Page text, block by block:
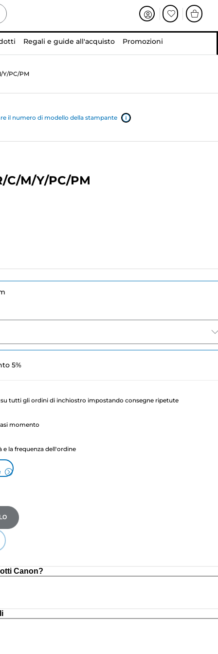
Regali e guide all'acquisto Promozioni
Y/PC/PM
il numero di modello della stampante
C/M/Y/PC/PM
5%
tutti gli ordini di inchiostro impostando consegne ripetute
momento
e la frequenza dell'ordine
Canon?